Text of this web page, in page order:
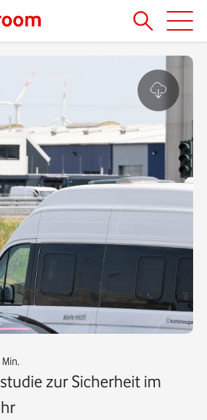
Min.
zur Sicherheit im